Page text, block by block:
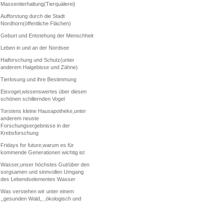
Massentierhaltung(Tierquälerei)
Aufforstung durch die Stadt
Nordhorn(öffentliche Flächen)
Geburt und Entstehung der Menschheit
Leben in und an der Nordsee
Haiforschung und Schutz(unter
anderem Haigebisse und Zähne)
Tierlosung und ihre Bestimmung
Eisvogel,wissenswertes über diesen
schönen schillernden Vogel
Torstens kleine Hausapotheke,unter
anderem neuste
Forschungsergebnisse in der
Krebsforschung
Fridays for future,warum es für
kommende Generationen wichtig ist
Wasser,unser höchstes Gut/über den
sorgsamen und sinnvollen Umgang
des Lebendselementes Wasser
Was verstehen wir unter einem
,,gesunden Wald,, ,ökologisch und